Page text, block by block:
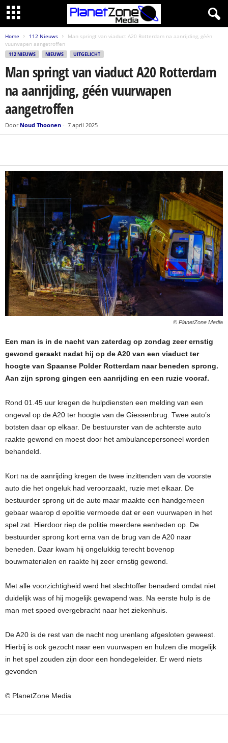
Home 112 Nieuws
Man springt van viaduct A20 Rotterdam na aanrijding, géén
vuurwapen aangetroffen
112 NIEUWS NIEUWS UITGELICHT
Man springt van viaduct A20 Rotterdam
na aanrijding, géén vuurwapen
aangetroffen
Door Noud Thoonen - 7 april 2025
© PlanetZone Media
Een man is in de nacht van zaterdag op zondag zeer ernstig
gewond geraakt nadat hij op de A20 van een viaduct ter
hoogte van Spaanse Polder Rotterdam naar beneden sprong.
Aan zijn sprong gingen een aanrijding en een ruzie vooraf.
Rond 01.45 uur kregen de hulpdiensten een melding van een
ongeval op de A20 ter hoogte van de Giessenbrug. Twee auto’s
botsten daar op elkaar. De bestuurster van de achterste auto
raakte gewond en moest door het ambulancepersoneel worden
behandeld.
Kort na de aanrijding kregen de twee inzittenden van de voorste
auto die het ongeluk had veroorzaakt, ruzie met elkaar. De
bestuurder sprong uit de auto maar maakte een handgemeen
gebaar waarop d epolitie vermoede dat er een vuurwapen in het
spel zat. Hierdoor riep de politie meerdere eenheden op. De
bestuurder sprong kort erna van de brug van de A20 naar
beneden. Daar kwam hij ongelukkig terecht bovenop
bouwmaterialen en raakte hij zeer ernstig gewond.
Met alle voorzichtigheid werd het slachtoffer benaderd omdat niet
duidelijk was of hij mogelijk gewapend was. Na eerste hulp is de
man met spoed overgebracht naar het ziekenhuis.
De A20 is de rest van de nacht nog urenlang afgesloten geweest.
Hierbij is ook gezocht naar een vuurwapen en hulzen die mogelijk
in het spel zouden zijn door een hondegeleider. Er werd niets
gevonden
© PlanetZone Media